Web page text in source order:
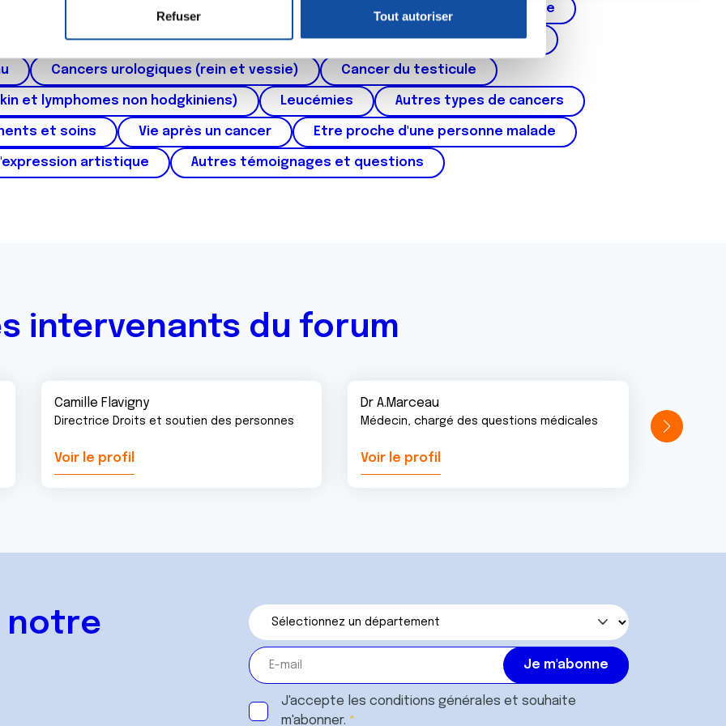
de publicité et d'analyse, qui peuvent combiner celles-ci avec d'autres informations que
ont collectées lors de votre utilisation de leurs services.
Refuser Tout autoriser
et des voies respiratoires Cancer de la prostate
Cancer de l'appareil génital féminin (col et corps de l'utérus, ovaires)
Cancers urologiques (rein et vessie) Cancer du testicule
et lymphomes non hodgkiniens) Leucémies Autres types de cancers
et soins Vie après un cancer Etre proche d'une personne malade
artistique Autres témoignages et questions
intervenants du forum
Camille Flavigny
Directrice Droits et soutien des personnes
Voir le profil
Dr A.Marceau
Médecin, chargé des questions médicales
Voir le profil
notre
J'accepte les conditions générales et souhaite
m'abonner.